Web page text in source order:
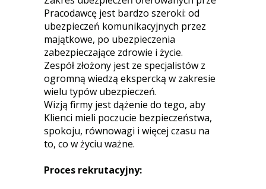
Pracodawcę jest bardzo szeroki: od
ubezpieczeń komunikacyjnych przez
majątkowe, po ubezpieczenia
zabezpieczające zdrowie i życie.
Zespół złożony jest ze specjalistów z
ogromną wiedzą ekspercką w zakresie
wielu typów ubezpieczeń.
Wizją firmy jest dążenie do tego, aby
Klienci mieli poczucie bezpieczeństwa,
spokoju, równowagi i więcej czasu na
to, co w życiu ważne.
Proces rekrutacyjny: